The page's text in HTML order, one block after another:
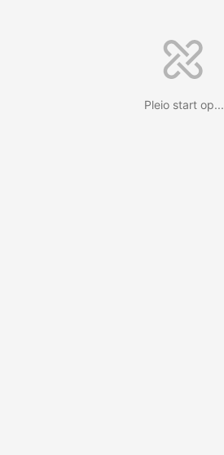
Pleio start op...